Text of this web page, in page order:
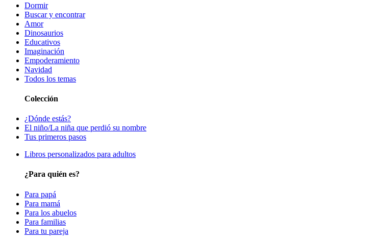
Dormir
Buscar y encontrar
Amor
Dinosaurios
Educativos
Imaginación
Empoderamiento
Navidad
Todos los temas
Colección
¿Dónde estás?
El niño/La niña que perdió su nombre
Tus primeros pasos
Libros personalizados para adultos
¿Para quién es?
Para papá
Para mamá
Para los abuelos
Para familias
Para tu pareja